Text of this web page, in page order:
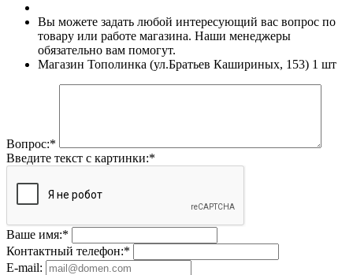
Вы можете задать любой интересующий вас вопрос по
товару или работе магазина. Наши менеджеры
обязательно вам помогут.
Магазин Тополинка (ул.Братьев Кашириных, 153) 1 шт
Вопрос:*
Введите текст с картинки:*
Ваше имя:*
Контактный телефон:*
E-mail: